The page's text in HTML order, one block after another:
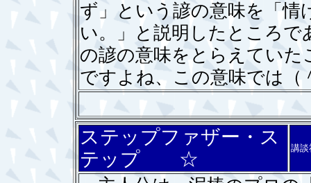
ず」という諺の意味を「
い。」と説明したところ
の諺の意味をとらえてい
ですよね、この意味では
ステップファザー・ス
テップ ☆
講談